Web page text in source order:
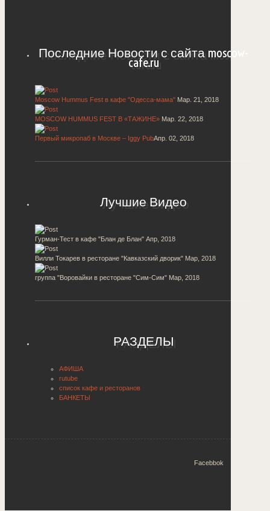
Последние Новости с сайта moscow-
cafe.ru
Moscow Hummus Fest в кафе "Одесса-мама" Мар. 21, 2018
MOSCOW HUMMUS FEST В «ТАЖИНЕ» Мар. 22, 2018
Первый микропаб в Москве – Iggy PubАпр. 02, 2018
Лучшие Видео
Гурман-Тест в кафе "Блан де Блан" Апр, 2018
Вилли Токарев в ресторане "Кавказский дворик" Мар, 2018
группа "Воровайки в ресторане "Сим-Сим" Мар, 2018
РАЗДЕЛЫ
АФИША
rutube
список кафе и ресторанов
БАНКЕТЫ
Facebbok